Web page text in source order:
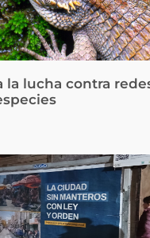
la lucha contra